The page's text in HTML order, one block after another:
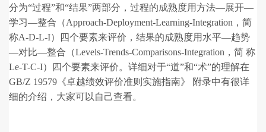
分为“过程”和“结果”两部分，过程的成熟度用方法—展开—
学习—整合（Approach-Deployment-Learning-Integration，简
称A-D-L-I）四个要素来评价，结果的成熟度用水平—趋势
—对比—整合（Levels-Trends-Comparisons-Integration，简 称
Le-T-C-I）四个要素来评价。详细对于“道”和“术”的理解在
GB/Z 19579《卓越绩效评价准则实施指南》 附录中有很详
细的介绍，大家可以自己查看。